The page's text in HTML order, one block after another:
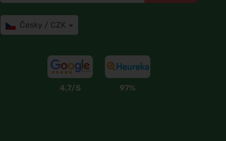
Česky / CZK
4,7/5 97%